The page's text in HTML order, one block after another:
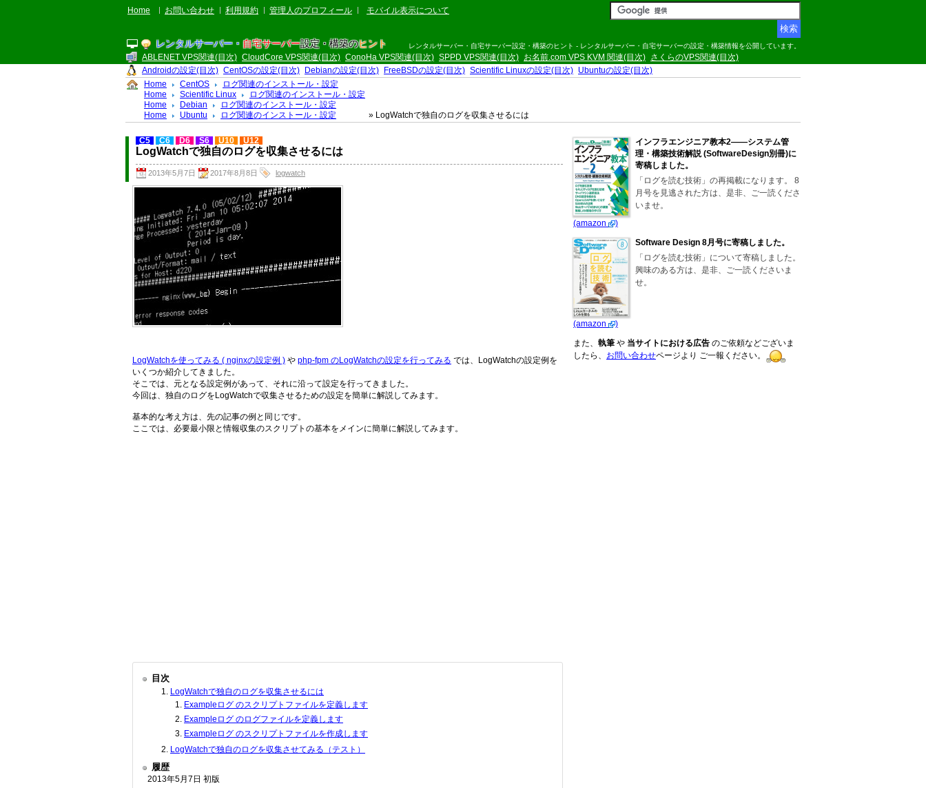
Home お問い合わせ 利用規約 管理人のプロフィール モバイル表示について
レンタルサーバー・ 自宅サーバー設定・構築のヒント レンタルサーバー・自宅サーバー設定・構築のヒント - レンタルサーバー・自宅サーバーの設定・構築情報を公開しています。
ABLENET VPS関連(目次) CloudCore VPS関連(目次) ConoHa VPS関連(目次) SPPD VPS関連(目次) お名前.com VPS KVM 関連(目次)
さくらのVPS関連(目次)
Androidの設定(目次) CentOSの設定(目次) Debianの設定(目次) FreeBSDの設定(目次) Scientific Linuxの設定(目次)
Ubuntuの設定(目次)
Home
CentOS
ログ関連のインストール・設定
Home
Scientific Linux
ログ関連のインストール・設定
Home
Debian
ログ関連のインストール・設定
Home
Ubuntu ログ関連のインストール・設定 » LogWatchで独自のログを収集させるには
C5 C6 D6 S6 U10 U12
LogWatchで独自のログを収集させるには
2013年5月7日 2017年8月8日 logwatch
LogWatchを使ってみる ( nginxの設定例 ) や php-fpm のLogWatchの設定を行ってみる では、LogWatchの設定例を
いくつか紹介してきました。
そこでは、元となる設定例があって、それに沿って設定を行ってきました。
今回は、独自のログをLogWatchで収集させるための設定を簡単に解説してみます。
基本的な考え方は、先の記事の例と同じです。
ここでは、必要最小限と情報収集のスクリプトの基本をメインに簡単に解説してみます。
目次
LogWatchで独自のログを収集させるには
Exampleログ のスクリプトファイルを定義します
Exampleログ のログファイルを定義します
Exampleログ のスクリプトファイルを作成します
LogWatchで独自のログを収集させてみる（テスト）
履歴
2013年5月7日 初版
(amazon )
インフラエンジニア教本2――システム管
理・構築技術解説 (SoftwareDesign別冊)に
寄稿しました。
「ログを読む技術」の再掲載になります。 8
月号を見逃された方は、是非、ご一読くださ
いませ。
(amazon )
Software Design 8月号に寄稿しました。
「ログを読む技術」について寄稿しました。
興味のある方は、是非、ご一読くださいま
せ。
また、 執筆 や 当サイトにおける広告 のご依頼などございま
したら、 お問い合わせページより ご一報ください。